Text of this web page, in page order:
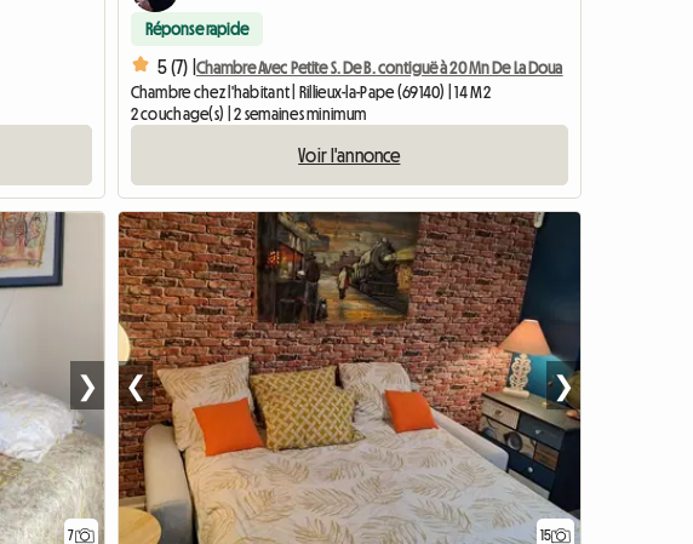
Réponse rapide
5 (7) | Chambre Avec Petite S. De B. contiguë à 20 Mn De La Doua
Chambre chez l'habitant | Rillieux-la-Pape (69140) | 14 M2
2 couchage(s) | 2 semaines minimum
Voir l'annonce
7
❯
15
❮ ❯